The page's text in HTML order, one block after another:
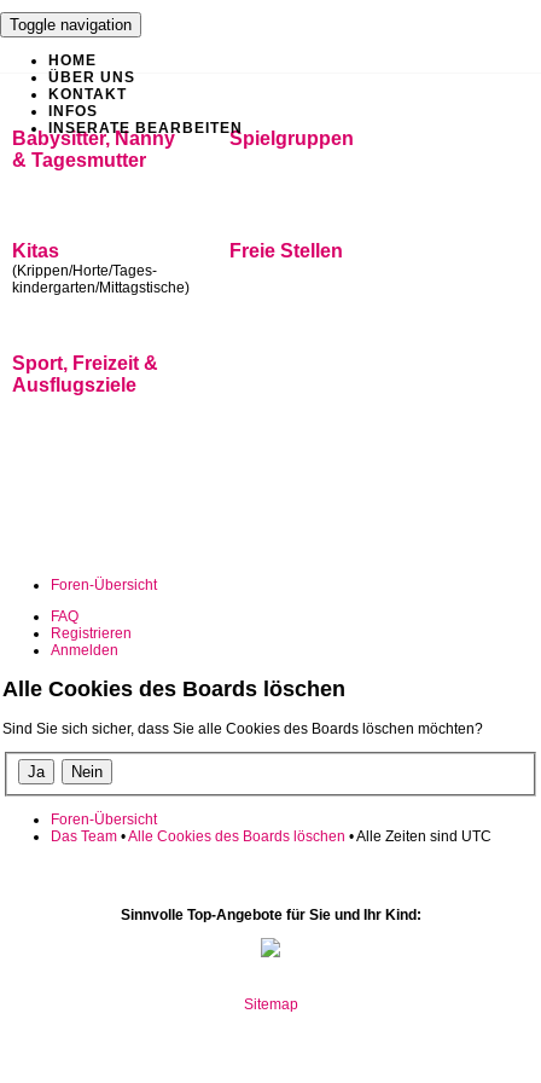
Toggle navigation
HOME
ÜBER UNS
KONTAKT
INFOS
INSERATE BEARBEITEN
Babysitter, Nanny
& Tagesmutter
Spielgruppen
Kitas
(Krippen/Horte/Tages-
kindergarten/Mittagstische)
Freie Stellen
Sport, Freizeit &
Ausflugsziele
Foren-Übersicht
FAQ
Registrieren
Anmelden
Alle Cookies des Boards löschen
Sind Sie sich sicher, dass Sie alle Cookies des Boards löschen möchten?
Foren-Übersicht
Das Team •Alle Cookies des Boards löschen • Alle Zeiten sind UTC
Sinnvolle Top-Angebote für Sie und Ihr Kind:
Sitemap